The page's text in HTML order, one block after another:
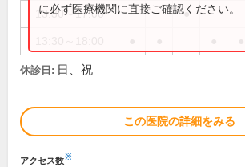
13:30～17:00 ●
に必ず医療機関に直接ご確認ください。
休診日: 日、祝
この医院の詳細をみる
アクセス数※